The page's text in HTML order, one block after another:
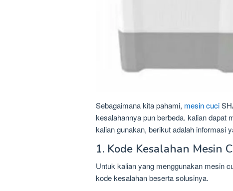
Sebagaimana kita pahami, mesin cuci
kesalahannya pun berbeda. kalian dapat
kalian gunakan, berikut adalah informasi
1. Kode Kesalahan Mesin
Untuk kalian yang menggunakan mesin
kode kesalahan beserta solusinya.